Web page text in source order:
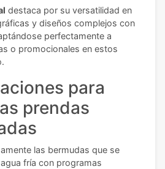
destaca por su versatilidad en
y diseños complejos con
perfectamente a
o promocionales en estos
para
prendas
las bermudas que se
fría con programas